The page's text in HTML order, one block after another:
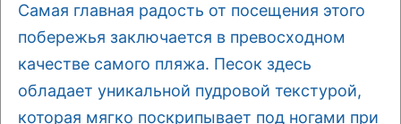
Самая главная радость от посещения этого
побережья заключается в превосходном
качестве самого пляжа. Песок здесь
обладает уникальной пудровой текстурой,
которая мягко поскрипывает под ногами при